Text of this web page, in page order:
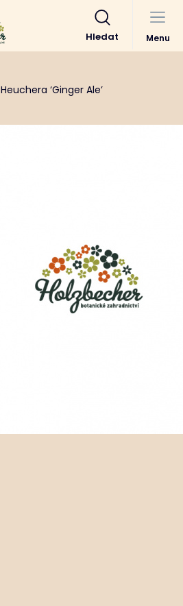
Hledat Menu
Heuchera ‘Ginger Ale’